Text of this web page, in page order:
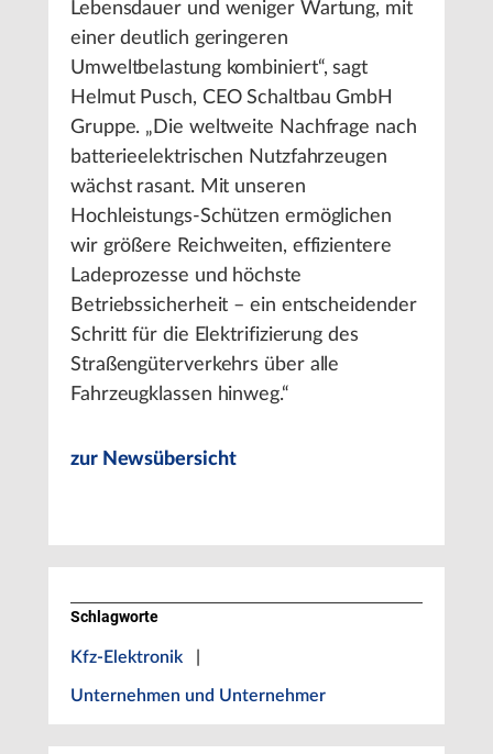
Lebensdauer und weniger Wartung, mit
einer deutlich geringeren
Umweltbelastung kombiniert“, sagt
Helmut Pusch, CEO Schaltbau GmbH
Gruppe. „Die weltweite Nachfrage nach
batterieelektrischen Nutzfahrzeugen
wächst rasant. Mit unseren
Hochleistungs-Schützen ermöglichen
wir größere Reichweiten, effizientere
Ladeprozesse und höchste
Betriebssicherheit – ein entscheidender
Schritt für die Elektrifizierung des
Straßengüterverkehrs über alle
Fahrzeugklassen hinweg.“
zur Newsübersicht
Schlagworte
Kfz-Elektronik
Unternehmen und Unternehmer